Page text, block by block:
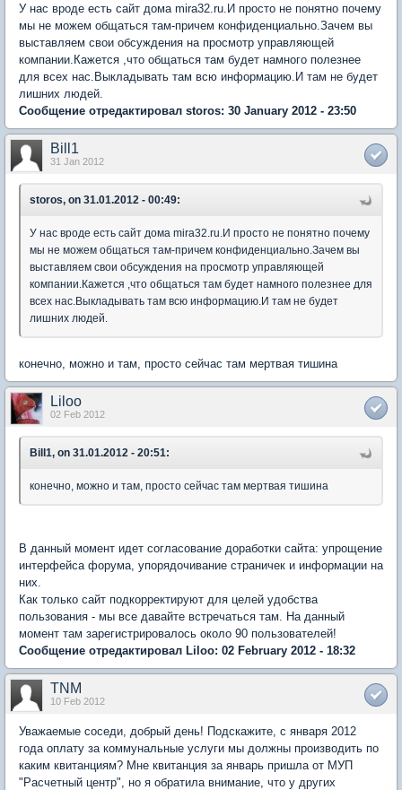
У нас вроде есть сайт дома mira32.ru.И просто не понятно почему
мы не можем общаться там-причем конфиденциально.Зачем вы
выставляем свои обсуждения на просмотр управляющей
компании.Кажется ,что общаться там будет намного полезнее
для всех нас.Выкладывать там всю информацию.И там не будет
лишних людей.
Сообщение отредактировал storos: 30 January 2012 - 23:50
Bill1
31 Jan 2012
storos, on 31.01.2012 - 00:49:
У нас вроде есть сайт дома mira32.ru.И просто не понятно почему
мы не можем общаться там-причем конфиденциально.Зачем вы
выставляем свои обсуждения на просмотр управляющей
компании.Кажется ,что общаться там будет намного полезнее для
всех нас.Выкладывать там всю информацию.И там не будет
лишних людей.
конечно, можно и там, просто сейчас там мертвая тишина
Liloo
02 Feb 2012
Bill1, on 31.01.2012 - 20:51:
конечно, можно и там, просто сейчас там мертвая тишина
В данный момент идет согласование доработки сайта: упрощение
интерфейса форума, упорядочивание страничек и информации на
них.
Как только сайт подкорректируют для целей удобства
пользования - мы все давайте встречаться там. На данный
момент там зарегистрировалось около 90 пользователей!
Сообщение отредактировал Liloo: 02 February 2012 - 18:32
TNM
10 Feb 2012
Уважаемые соседи, добрый день! Подскажите, с января 2012
года оплату за коммунальные услуги мы должны производить по
каким квитанциям? Мне квитанция за январь пришла от МУП
"Расчетный центр", но я обратила внимание, что у других